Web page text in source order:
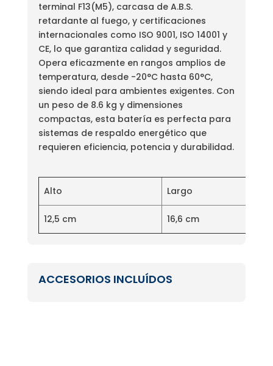
terminal F13(M5), carcasa de A.B.S.
retardante al fuego, y certificaciones
internacionales como ISO 9001, ISO 14001 y
CE, lo que garantiza calidad y seguridad.
Opera eficazmente en rangos amplios de
temperatura, desde -20°C hasta 60°C,
siendo ideal para ambientes exigentes. Con
un peso de 8.6 kg y dimensiones
compactas, esta batería es perfecta para
sistemas de respaldo energético que
requieren eficiencia, potencia y durabilidad.
Alto Largo
12,5 cm 16,6 cm
ACCESORIOS INCLUÍDOS